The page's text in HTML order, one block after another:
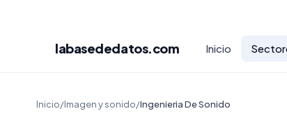
labasededatos.com Inicio
Inicio/Imagen y sonido/Ingenieria De Sonido